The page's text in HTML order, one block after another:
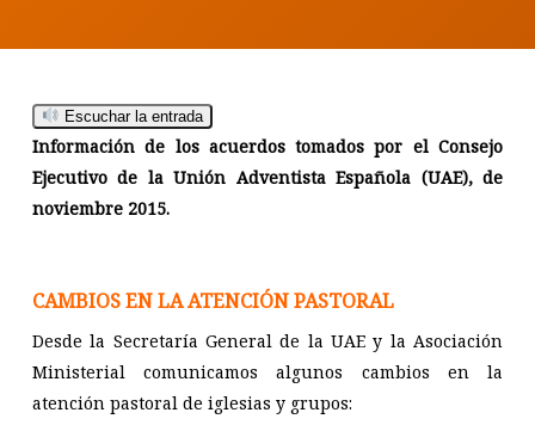
Escuchar la entrada
Información de los acuerdos tomados por el Consejo
Ejecutivo de la Unión Adventista Española (UAE), de
noviembre 2015.
CAMBIOS EN LA ATENCIÓN PASTORAL
Desde la Secretaría General de la UAE y la Asociación
Ministerial comunicamos algunos cambios en la
atención pastoral de iglesias y grupos: